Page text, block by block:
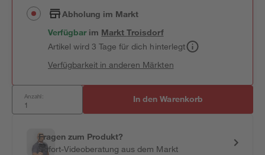
Abholung im Markt
Verfügbar im MarktTroisdorf
Artikel wird 3 Tage für dich hinterlegt
Verfügbarkeit in anderen Märkten
Anzahl: In den Warenkorb
Fragen zum Produkt?
Sofort-Videoberatung aus dem Markt